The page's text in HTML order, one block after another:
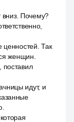
вниз. Почему?
ценностей. Так
женщин.
поставил
идут, и